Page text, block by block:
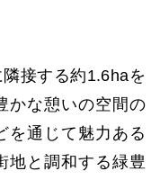
接する約1.6haを
かな憩いの空間の
を通じて魅力ある
地と調和する緑豊